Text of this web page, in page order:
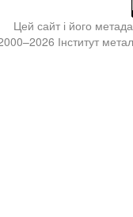
Цей сайт і його
–2026 Інститут